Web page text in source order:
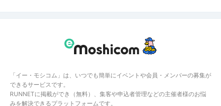
「イー・モシコム」は、いつでも簡単にイベントや会員・メンバーの募集が
できるサービスです。
RUNNETに掲載ができ（無料）、集客や申込者管理などの主催者様のお悩
みを解決できるプラットフォームです。